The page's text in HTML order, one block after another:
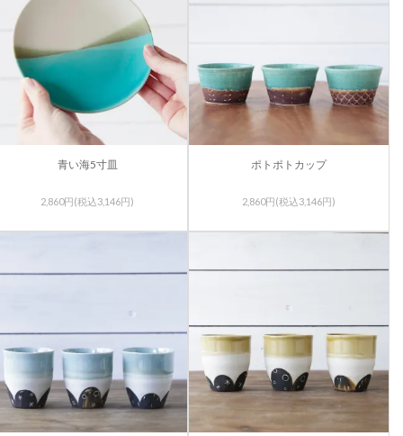
青い海5寸皿
2,860円(税込3,146円)
ポトポトカップ
2,860円(税込3,146円)